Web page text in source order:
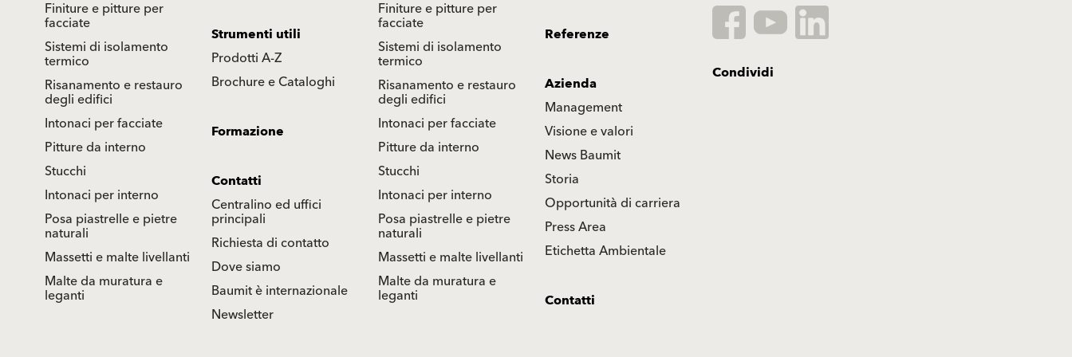
Finiture e pitture per
facciate
Sistemi di isolamento
termico
Risanamento e restauro
degli edifici
Intonaci per facciate
Pitture da interno
Stucchi
Intonaci per interno
Posa piastrelle e pietre
naturali
Massetti e malte livellanti
Malte da muratura e
leganti
Finiture e pitture per
facciate
Sistemi di isolamento
termico
Risanamento e restauro
degli edifici
Intonaci per facciate
Pitture da interno
Stucchi
Intonaci per interno
Posa piastrelle e pietre
naturali
Massetti e malte livellanti
Malte da muratura e
leganti
Strumenti utili
Prodotti A-Z
Brochure e Cataloghi
Referenze
Azienda
Management
Visione e valori
News Baumit
Storia
Opportunità di carriera
Press Area
Etichetta Ambientale
Formazione
Contatti
Centralino ed uffici
principali
Richiesta di contatto
Dove siamo
Baumit è internazionale
Newsletter
Contatti
Condividi